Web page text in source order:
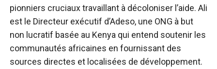
pionniers cruciaux travaillant à décoloniser l’aide. Ali
est le Directeur exécutif d’Adeso, une ONG à but
non lucratif basée au Kenya qui entend soutenir les
communautés africaines en fournissant des
sources directes et localisées de développement.